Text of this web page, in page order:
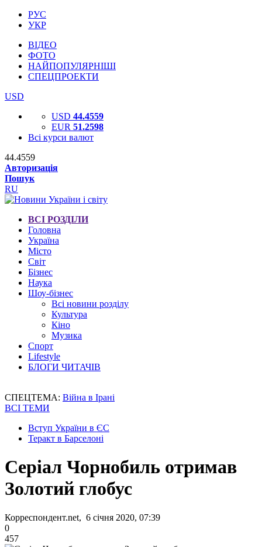
РУС
УКР
ВІДЕО
ФОТО
НАЙПОПУЛЯРНІШІ
СПЕЦПРОЕКТИ
USD
USD 44.4559
EUR 51.2598
Всі курси валют
44.4559
Авторизація
Пошук
RU
ВСІ РОЗДІЛИ
Головна
Україна
Місто
Світ
Бізнес
Наука
Шоу-бізнес
Всі новини розділу
Культура
Кіно
Музика
Спорт
Lifestyle
БЛОГИ ЧИТАЧІВ
СПЕЦТЕМА: Війна в Ірані
ВСІ ТЕМИ
Вступ України в ЄС
Теракт в Барселоні
Серіал Чорнобиль отримав
Золотий глобус
Корреспондент.net, 6 січня 2020, 07:39
0
457